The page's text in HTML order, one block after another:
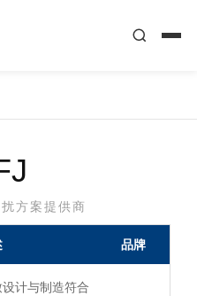
方案提供商
品牌
设计与制造符合